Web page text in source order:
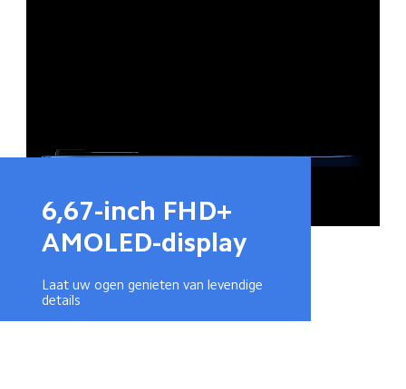
6,67-inch FHD+
AMOLED-display
Laat uw ogen genieten van levendige
details